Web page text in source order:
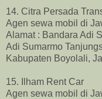
14. Citra Persada
Agen sewa mobil di
Alamat : Bandara Adi
Adi Sumarmo
Kabupaten Boyolali,
15. Ilham Rent Car
Agen sewa mobil di